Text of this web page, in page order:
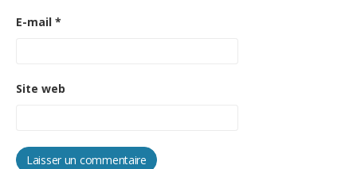
E-mail *
Site web